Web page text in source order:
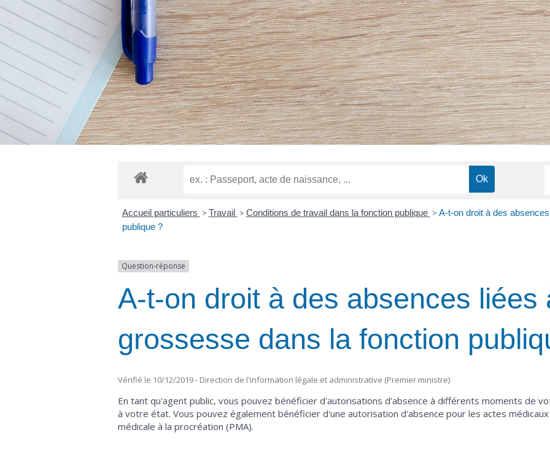
Accueil particuliers > Travail > Conditions de travail dans la fonction publique > A-t-on droit à des
publique ?
Question-réponse
A-t-on droit à des absences liées
grossesse dans la fonction
Vérifié le 10/12/2019 - Direction de l'information légale et administrative (Premier ministre)
En tant qu'agent public, vous pouvez bénéficier d'autorisations d'absence à différents moments de
à votre état. Vous pouvez également bénéficier d'une autorisation d'absence pour les actes
médicale à la procréation (PMA).